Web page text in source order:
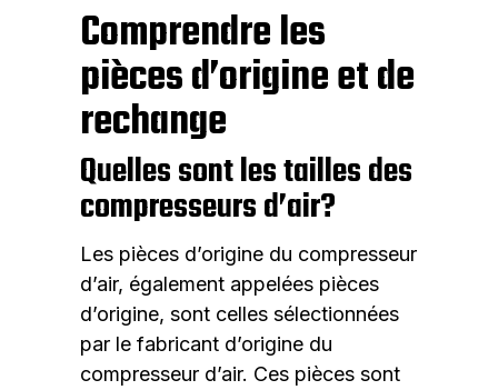
Comprendre les
pièces d’origine et de
rechange
Quelles sont les tailles des
compresseurs d’air?
Les pièces d’origine du compresseur
d’air, également appelées pièces
d’origine, sont celles sélectionnées
par le fabricant d’origine du
compresseur d’air. Ces pièces sont